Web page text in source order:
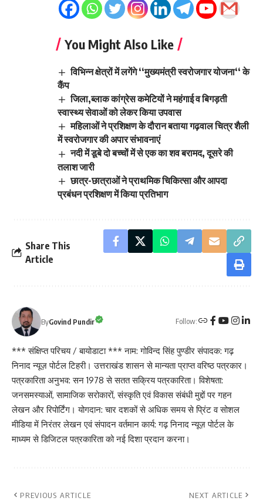
You Might Also Like
विभिन्न क्षेत्रों में लगेंगे ‘‘मुख्यमंत्री स्वरोजगार योजना‘‘ के
कैंप
जिला,ब्लाक कांग्रेस कमेटियों ने महंगाई व बिगड़ती
स्वास्थ्य सेवाओं को लेकर किया उपवास
महिलाओं ने प्रशिक्षण के दौरान बताया गढ़वाल चित्र शैली
में स्वरोजगार की अपार संभावनाएं
नदी में डूबे दो बच्चों में से एक का शव बरामद, दूसरे की
तलाश जारी
छात्र-छात्राओं ने प्राथमिक चिकित्सा और आपदा
प्रबंधन प्रशिक्षण में किया प्रतिभाग
Share This
Article
ByGovind Pundir Follow:
*** संक्षिप्त परिचय / बायोडाटा *** नाम: गोविन्द सिंह पुण्डीर संपादक: गढ़
निनाद न्यूज़ पोर्टल टिहरी। उत्तराखंड शासन से मान्यता प्राप्त वरिष्ठ पत्रकार।
पत्रकारिता अनुभव: सन 1978 से सतत सक्रिय पत्रकारिता। विशेषता:
जनसमस्याओं, सामाजिक सरोकारों, संस्कृति एवं विकास संबंधी मुद्दों पर गहन
लेखन और रिपोर्टिंग। योगदान: चार दशकों से अधिक समय से प्रिंट व सोशल
मीडिया में निरंतर लेखन एवं संपादन वर्तमान कार्य: गढ़ निनाद न्यूज़ पोर्टल के
माध्यम से डिजिटल पत्रकारिता को नई दिशा प्रदान करना।
PREVIOUS ARTICLE NEXT ARTICLE